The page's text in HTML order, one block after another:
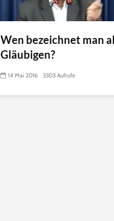
Wen bezeichnet man
Gläubigen?
14 Mai 2016 3303 Aufrufe